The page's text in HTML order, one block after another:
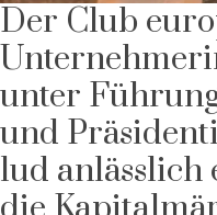
Der Club
unter
und
lud anlässlich